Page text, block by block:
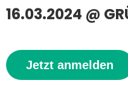
16.03.2024 @
Jetzt anmelden